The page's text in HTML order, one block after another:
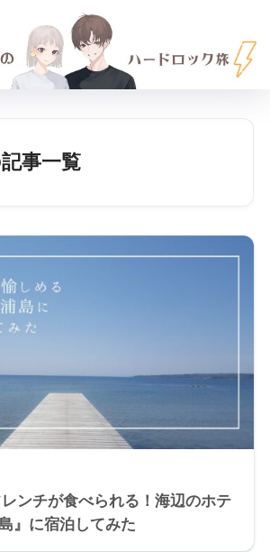
記事一覧
ンチが食べられる！海辺のホテ
』に宿泊してみた